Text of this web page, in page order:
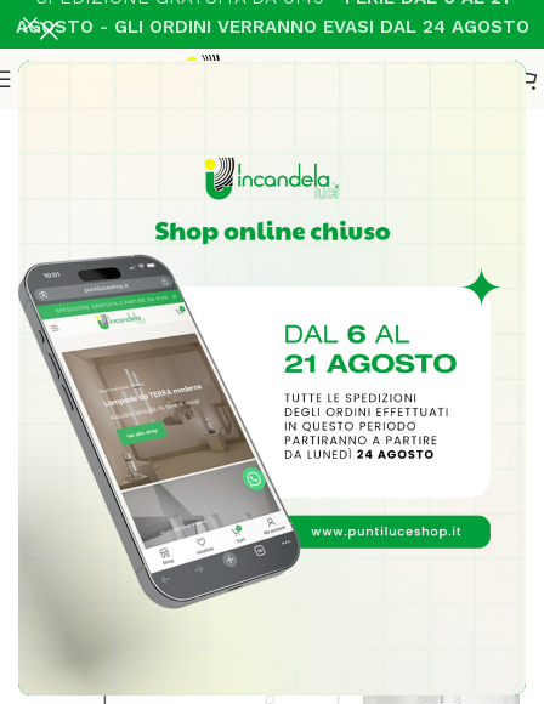
AGOSTO - GLI ORDINI VERRANNO EVASI DAL 24 AGOSTO